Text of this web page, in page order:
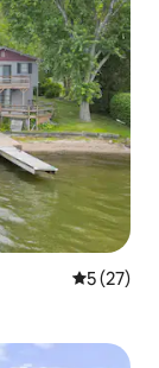
5 de uma
5 (27)